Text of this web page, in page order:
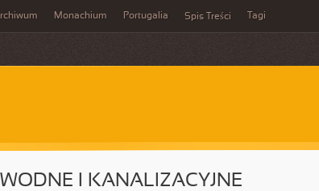
Monachium Portugalia Spis Treści Tagi
WODNE I KANALIZACYJNE